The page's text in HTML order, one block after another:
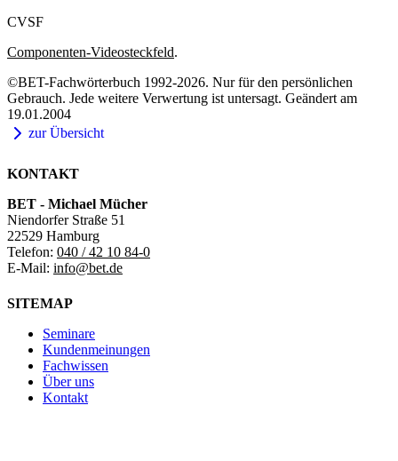
CVSF
Componenten-Videosteckfeld.
©BET-Fachwörterbuch 1992-2026. Nur für den persönlichen
Gebrauch. Jede weitere Verwertung ist untersagt. Geändert am
19.01.2004
zur Übersicht
KONTAKT
BET - Michael Mücher
Niendorfer Straße 51
22529 Hamburg
Telefon: 040 / 42 10 84-0
E-Mail: info@bet.de
SITEMAP
Seminare
Kundenmeinungen
Fachwissen
Über uns
Kontakt